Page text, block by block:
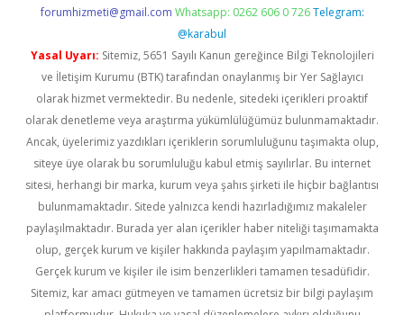
forumhizmeti@gmail.com Whatsapp: 0262 606 0 726 Telegram:
@karabul
Yasal Uyarı: Sitemiz, 5651 Sayılı Kanun gereğince Bilgi Teknolojileri
ve İletişim Kurumu (BTK) tarafından onaylanmış bir Yer Sağlayıcı
olarak hizmet vermektedir. Bu nedenle, sitedeki içerikleri proaktif
olarak denetleme veya araştırma yükümlülüğümüz bulunmamaktadır.
Ancak, üyelerimiz yazdıkları içeriklerin sorumluluğunu taşımakta olup,
siteye üye olarak bu sorumluluğu kabul etmiş sayılırlar. Bu internet
sitesi, herhangi bir marka, kurum veya şahıs şirketi ile hiçbir bağlantısı
bulunmamaktadır. Sitede yalnızca kendi hazırladığımız makaleler
paylaşılmaktadır. Burada yer alan içerikler haber niteliği taşımamakta
olup, gerçek kurum ve kişiler hakkında paylaşım yapılmamaktadır.
Gerçek kurum ve kişiler ile isim benzerlikleri tamamen tesadüfidir.
Sitemiz, kar amacı gütmeyen ve tamamen ücretsiz bir bilgi paylaşım